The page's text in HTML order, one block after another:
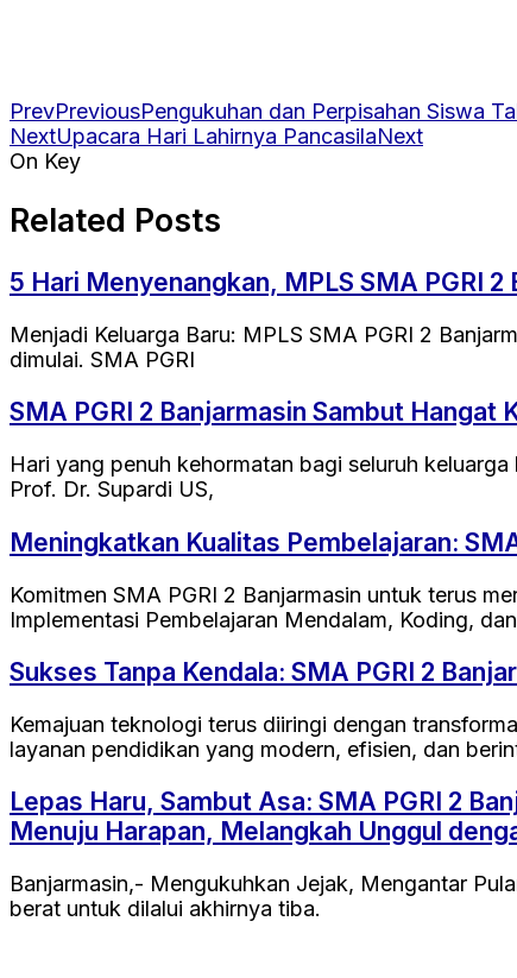
PrevPreviousPengukuhan dan Perpisahan Siswa
NextUpacara Hari Lahirnya PancasilaNext
On Key
Related Posts
5 Hari Menyenangkan, MPLS SMA PGRI
Menjadi Keluarga Baru: MPLS SMA PGRI 2
dimulai. SMA PGRI
SMA PGRI 2 Banjarmasin Sambut Hangat
Hari yang penuh kehormatan bagi seluruh
Prof. Dr. Supardi US,
Meningkatkan Kualitas Pembelajaran:
Komitmen SMA PGRI 2 Banjarmasin untuk terus
Implementasi Pembelajaran Mendalam, Koding,
Sukses Tanpa Kendala: SMA PGRI 2
Kemajuan teknologi terus diiringi dengan
layanan pendidikan yang modern, efisien, dan
Lepas Haru, Sambut Asa: SMA PGRI 2
Menuju Harapan, Melangkah Unggul
Banjarmasin,- Mengukuhkan Jejak, Mengantar
berat untuk dilalui akhirnya tiba.